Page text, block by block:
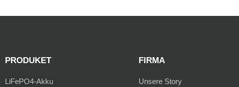
PRODUKET
LiFePO4-Akku
FIRMA
Unsere Story